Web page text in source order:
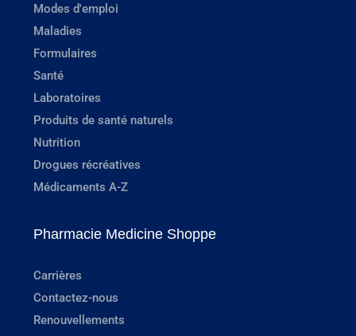
Modes d'emploi
Maladies
Formulaires
Santé
Laboratoires
Produits de santé naturels
Nutrition
Drogues récréatives
Médicaments A-Z
Pharmacie Medicine Shoppe
Carrières
Contactez-nous
Renouvellements